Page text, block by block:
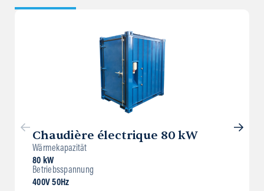
Chaudière électrique 80 kW
Wärmekapazität
80 kW
Betriebsspannung
400V 50Hz